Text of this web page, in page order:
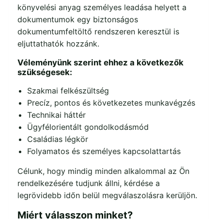
könyvelési anyag személyes leadása helyett a
dokumentumok egy biztonságos
dokumentumfeltöltő rendszeren keresztül is
eljuttathatók hozzánk.
Véleményünk szerint ehhez a következők
szükségesek:
Szakmai felkészültség
Precíz, pontos és következetes munkavégzés
Technikai háttér
Ügyfélorientált gondolkodásmód
Családias légkör
Folyamatos és személyes kapcsolattartás
Célunk, hogy mindig minden alkalommal az Ön
rendelkezésére tudjunk állni, kérdése a
legrövidebb időn belül megválaszolásra kerüljön.
Miért válasszon minket?